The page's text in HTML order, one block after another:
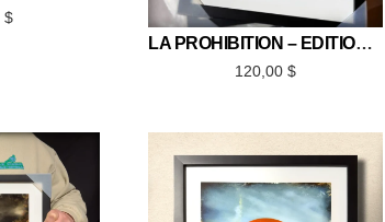
$
LA PROHIBITION – ÉDITION LIMITÉE 12×18
120,00 $